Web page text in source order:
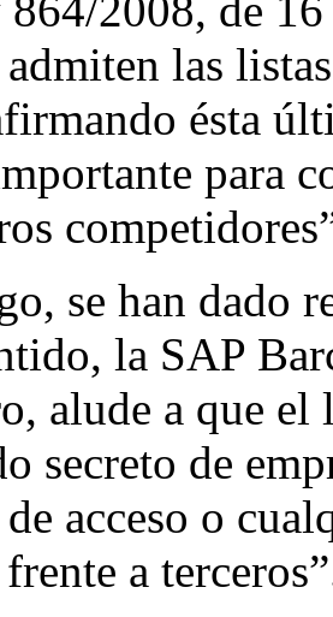
2008, de
admiten las
ésta
para
se han dado
la SAP
alude a que
secreto de
acceso o
a